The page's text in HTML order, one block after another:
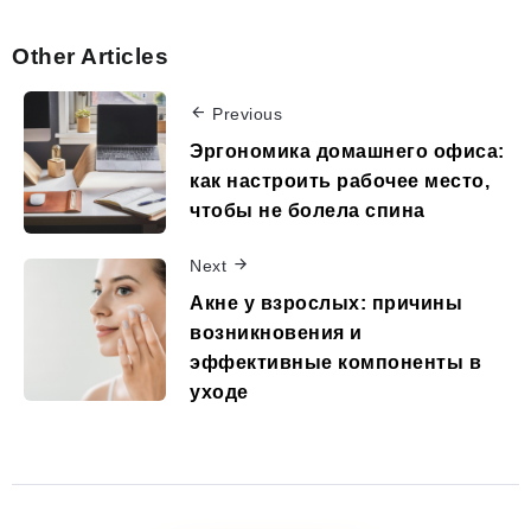
Other Articles
Previous
Эргономика домашнего офиса:
как настроить рабочее место,
чтобы не болела спина
Next
Акне у взрослых: причины
возникновения и
эффективные компоненты в
уходе